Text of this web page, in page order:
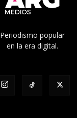
Periodismo popular
en la era digital.